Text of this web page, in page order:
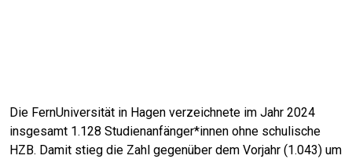
Die FernUniversität in Hagen verzeichnete im Jahr 2024
insgesamt 1.128 Studienanfänger*innen ohne schulische
HZB. Damit stieg die Zahl gegenüber dem Vorjahr (1.043) um